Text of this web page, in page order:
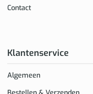
Contact
Klantenservice
Algemeen